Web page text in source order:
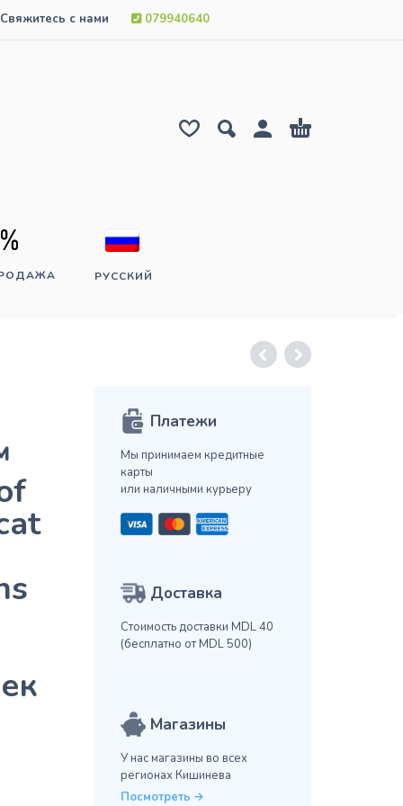
Свяжитесь с нами 079940640
РУССКИЙ
Платежи
Мы принимаем кредитные
карты
или наличными курьеру
Доставка
Стоимость доставки MDL 40
(бесплатно от MDL 500)
Магазины
У нас магазины во всех
регионах Кишинева
Посмотреть